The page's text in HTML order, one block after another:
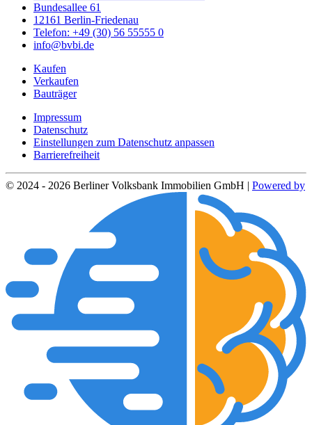
Bundesallee 61
12161 Berlin-Friedenau
Telefon: +49 (30) 56 55555 0
info@bvbi.de
Kaufen
Verkaufen
Bauträger
Impressum
Datenschutz
Einstellungen zum Datenschutz anpassen
Barrierefreiheit
© 2024 - 2026 Berliner Volksbank Immobilien GmbH | Powered by